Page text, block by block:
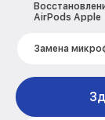
AirPods Apple
Замена
Прошивка